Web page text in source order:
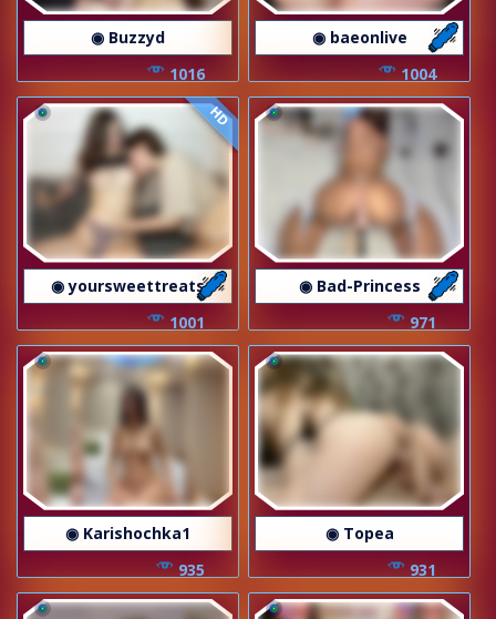
◉ Buzzyd
1016
◉ baeonlive
1004
HD
◉ yoursweettreats
1001
◉ Bad-Princess
971
◉ Karishochka1
935
◉ Topea
931